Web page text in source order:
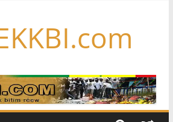
Patrice Talon élu président
moins de trois mois
et la Turquie signent un
de défense
Kinshasa interdit les
de cuivre et de cobalt